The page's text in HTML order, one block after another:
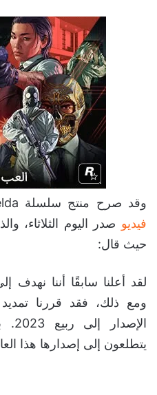
وقد صرح منتج سلسلة Zelda
فيديو صدر اليوم الثلاثاء،
حيث قال:
ومع ذلك، فقد قررنا تمديد
يتطلعون إلى إصدارها هذا